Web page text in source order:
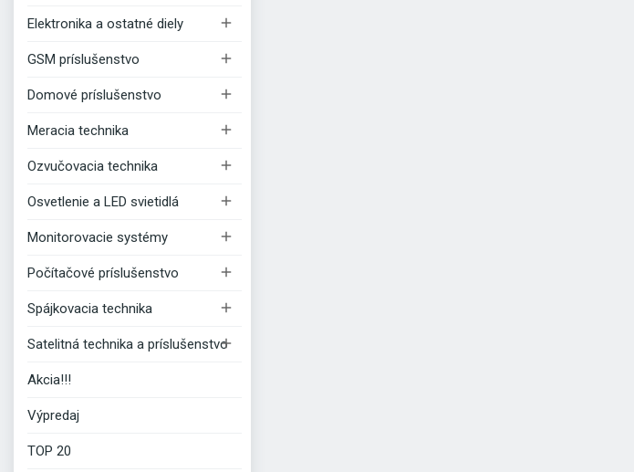
Elektronika a ostatné diely 
GSM príslušenstvo 
Domové príslušenstvo 
Meracia technika 
Ozvučovacia technika 
Osvetlenie a LED svietidlá 
Monitorovacie systémy 
Počítačové príslušenstvo 
Spájkovacia technika 
Satelitná technika a príslušenstvo

Akcia!!!
Výpredaj
TOP 20